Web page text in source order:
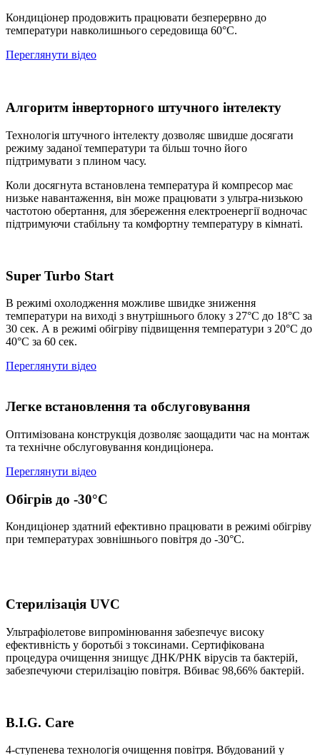
Кондиціонер продовжить працювати безперервно до
температури навколишнього середовища 60°C.
Переглянути відео
Алгоритм інверторного штучного інтелекту
Технологія штучного інтелекту дозволяє швидше досягати
режиму заданої температури та більш точно його
підтримувати з плином часу.
Коли досягнута встановлена температура й компресор має
низьке навантаження, він може працювати з ультра-низькою
частотою обертання, для збереження електроенергії водночас
підтримуючи стабільну та комфортну температуру в кімнаті.
Super Turbo Start
В режимi охолодження можливе швидке зниження
температури на виходi з внутрiшнього блоку з 27°С до 18°С за
30 сек. А в режимi обiгрiву пiдвищення температури з 20°С до
40°С за 60 сек.
Переглянути відео
Легке встановлення та обслуговування
Оптимізована конструкція дозволяє заощадити час на монтаж
та технічне обслуговування кондиціонера.
Переглянути відео
Обігрів до -30°С
Кондиціонер здатний ефективно працювати в режимі обігріву
при температурах зовнішнього повітря до -30°С.
Стерилізація UVC
Ультрафіолетове випромінювання забезпечує високу
ефективність у боротьбі з токсинами. Сертифікована
процедура очищення знищує ДНК/РНК вірусів та бактерій,
забезпечуючи стерилізацію повітря. Вбиває 98,66% бактерій.
B.I.G. Сare
4-ступенева технологія очищення повітря. Вбудований у